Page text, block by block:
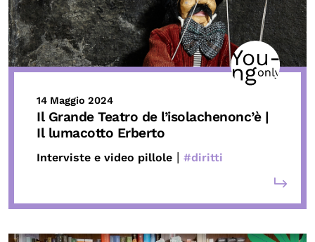
14 Maggio 2024
Il Grande Teatro de l’isolachenonc’è |
Il lumacotto Erberto
Interviste e video pillole | #diritti